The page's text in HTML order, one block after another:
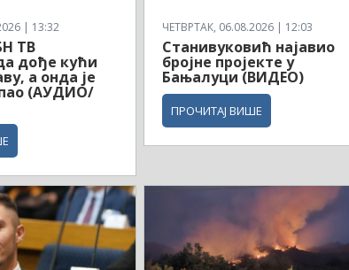
| 13:32
ТВ
дође кући
а онда је
(АУДИО/
ЧЕТВРТАК, 06.08.2026 | 12:03
Станивуковић најавио
бројне пројекте у
Бањалуци (ВИДЕО)
ПРОЧИТАЈ ВИШЕ